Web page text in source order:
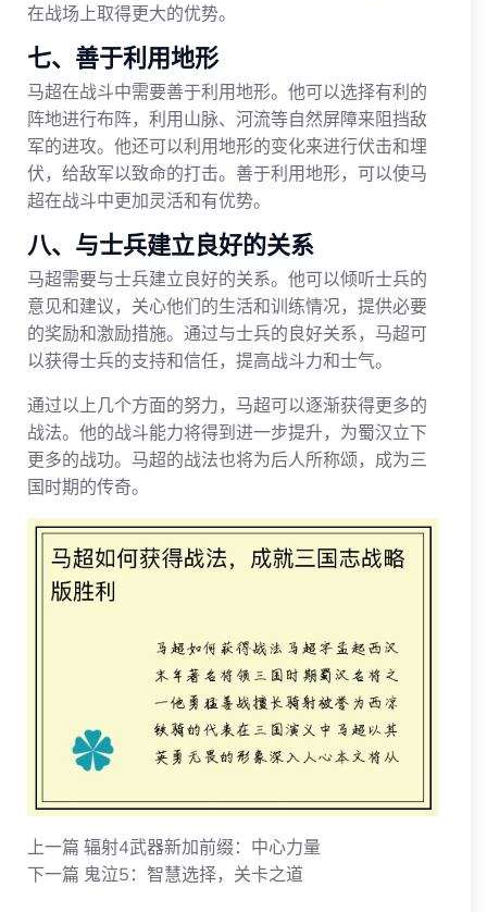
在战场上取得更大的优势。
七、善于利用地形
马超在战斗中需要善于利用地形。他可以选择有利的
阵地进行布阵，利用山脉、河流等自然屏障来阻挡敌
军的进攻。他还可以利用地形的变化来进行伏击和埋
伏，给敌军以致命的打击。善于利用地形，可以使马
超在战斗中更加灵活和有优势。
八、与士兵建立良好的关系
马超需要与士兵建立良好的关系。他可以倾听士兵的
意见和建议，关心他们的生活和训练情况，提供必要
的奖励和激励措施。通过与士兵的良好关系，马超可
以获得士兵的支持和信任，提高战斗力和士气。
通过以上几个方面的努力，马超可以逐渐获得更多的
战法。他的战斗能力将得到进一步提升，为蜀汉立下
更多的战功。马超的战法也将为后人所称颂，成为三
国时期的传奇。
上一篇 辐射4武器新加前缀：中心力量
下一篇 鬼泣5：智慧选择，关卡之道